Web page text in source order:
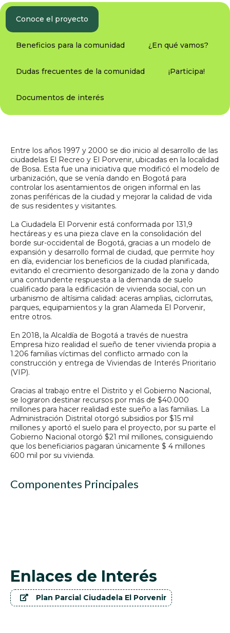
Conoce el proyecto
Beneficios para la comunidad ¿En qué vamos?
Dudas frecuentes de la comunidad ¡Participa!
Documentos de interés
Entre los años 1997 y 2000 se dio inicio al desarrollo de las
ciudadelas El Recreo y El Porvenir, ubicadas en la localidad
de Bosa. Esta fue una iniciativa que modificó el modelo de
urbanización, que se venía dando en Bogotá para
controlar los asentamientos de origen informal en las
zonas periféricas de la ciudad y mejorar la calidad de vida
de sus residentes y visitantes.
La Ciudadela El Porvenir está conformada por 131,9
hectáreas y es una pieza clave en la consolidación del
borde sur-occidental de Bogotá, gracias a un modelo de
expansión y desarrollo formal de ciudad, que permite hoy
en día, evidenciar los beneficios de la ciudad planificada,
evitando el crecimiento desorganizado de la zona y dando
una contundente respuesta a la demanda de suelo
cualificado para la edificación de vivienda social, con un
urbanismo de altísima calidad: aceras amplias, ciclorrutas,
parques, equipamientos y la gran Alameda El Porvenir,
entre otros.
En 2018, la Alcaldía de Bogotá a través de nuestra
Empresa hizo realidad el sueño de tener vivienda propia a
1.206 familias víctimas del conflicto armado con la
construcción y entrega de Viviendas de Interés Prioritario
(VIP).
Gracias al trabajo entre el Distrito y el Gobierno Nacional,
se lograron destinar recursos por más de $40.000
millones para hacer realidad este sueño a las familias. La
Administración Distrital otorgó subsidios por $15 mil
millones y aportó el suelo para el proyecto, por su parte el
Gobierno Nacional otorgó $21 mil millones, consiguiendo
que los beneficiarios pagaran únicamente $ 4 millones
600 mil por su vivienda.
Componentes Principales
Enlaces de Interés
Plan Parcial Ciudadela El Porvenir